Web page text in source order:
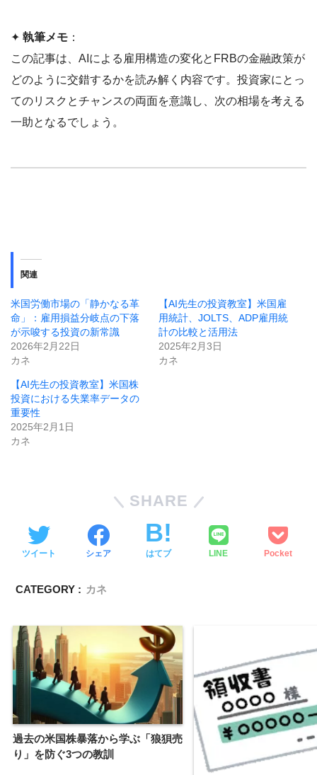
✦ 執筆メモ ：
この記事は、AIによる雇用構造の変化とFRBの金融政策が
どのように交錯するかを読み解く内容です。投資家にとっ
てのリスクとチャンスの両面を意識し、次の相場を考える
一助となるでしょう。
関連
米国労働市場の「静かなる革
命」：雇用損益分岐点の下落
が示唆する投資の新常識
2026年2月22日
カネ
【AI先生の投資教室】米国雇
用統計、JOLTS、ADP雇用統
計の比較と活用法
2025年2月3日
カネ
【AI先生の投資教室】米国株
投資における失業率データの
重要性
2025年2月1日
カネ
SHARE
ツイート シェア はてブ LINE Pocket
CATEGORY : カネ
過去の米国株暴落から学ぶ「狼狽売
り」を防ぐ3つの教訓